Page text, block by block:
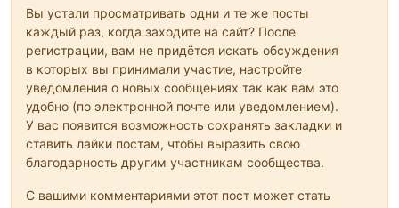
Вы устали просматривать одни и те же посты
каждый раз, когда заходите на сайт? После
регистрации, вам не придётся искать обсуждения
в которых вы принимали участие, настройте
уведомления о новых сообщениях так как вам это
удобно (по электронной почте или уведомлением).
У вас появится возможность сохранять закладки и
ставить лайки постам, чтобы выразить свою
благодарность другим участникам сообщества.
С вашими комментариями этот пост может стать